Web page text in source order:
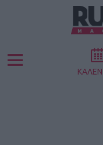
Menu